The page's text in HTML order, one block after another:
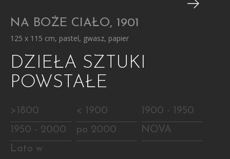
NA BOŻE CIAŁO, 1901
125 x 115 cm, pastel, gwasz, papier
DZIEŁA SZTUKI
POWSTAŁE
>1800 < 1900
1900 - 1950
1950 - 2000
po 2000
NOVA
Lato w